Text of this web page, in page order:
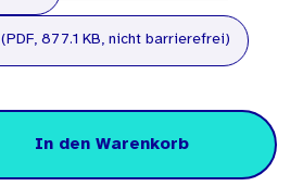
(PDF, 877.1 KB, nicht barrierefrei)
In den Warenkorb